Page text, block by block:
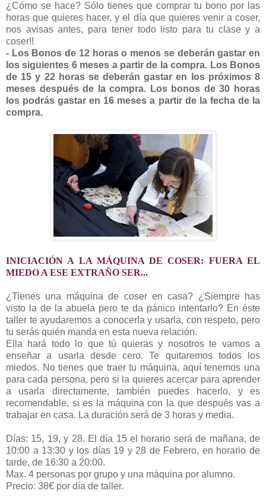
¿Cómo se hace? Sólo tienes que comprar tu bono por las
horas que quieres hacer, y el día que quieres venir a coser,
nos avisas antes, para tener todo listo para tu clase y a
coser!!
- Los Bonos de 12 horas o menos se deberán gastar en
los siguientes 6 meses a partir de la compra. Los Bonos
de 15 y 22 horas se deberán gastar en los próximos 8
meses después de la compra. Los bonos de 30 horas
los podrás gastar en 16 meses a partir de la fecha de la
compra.
INICIACIÓN A LA MÁQUINA DE COSER: FUERA EL
MIEDO A ESE EXTRAÑO SER...
¿Tienes una máquina de coser en casa? ¿Siempre has
visto la de la abuela pero te da pánico intentarlo? En éste
taller te ayudaremos a conocerla y usarla, con respeto, pero
tu serás quién manda en esta nueva relación.
Ella hará todo lo que tú quieras y nosotros te vamos a
enseñar a usarla desde cero. Te quitaremos todos los
miedos. No tienes que traer tu máquina, aquí tenemos una
para cada persona, pero si la quieres acercar para aprender
a usarla directamente, también puedes hacerlo, y es
recomendable, si es la máquina con la que después vas a
trabajar en casa. La duración será de 3 horas y media.
Días: 15, 19, y 28. El día 15 el horario será de mañana, de
10:00 a 13:30 y los días 19 y 28 de Febrero, en horario de
tarde, de 16:30 a 20:00.
Max. 4 personas por grupo y una máquina por alumno.
Precio: 38€ por día de taller.